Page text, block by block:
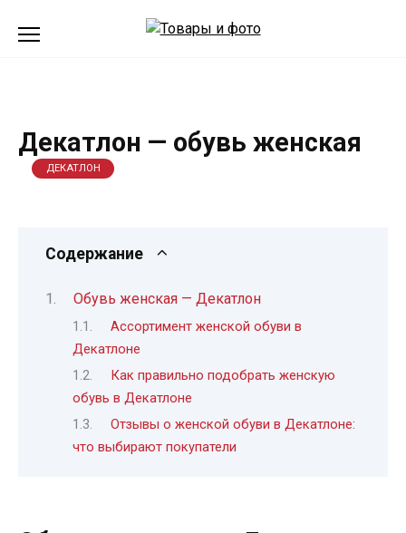
Декатлон — обувь женская
ДЕКАТЛОН
Содержание
Обувь женская — Декатлон
Ассортимент женской обуви в
Декатлоне
Как правильно подобрать женскую
обувь в Декатлоне
Отзывы о женской обуви в Декатлоне:
что выбирают покупатели